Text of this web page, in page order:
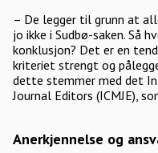
– De legger til grunn at
jo ikke i Sudbø-saken. Så
konklusjon? Det er en
kriteriet strengt og
dette stemmer med det
Journal Editors (ICMJE),
Anerkjennelse og